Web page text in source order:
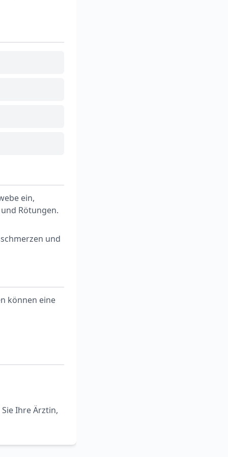
ein,
Rötungen.
und
können eine
Ihre Ärztin,